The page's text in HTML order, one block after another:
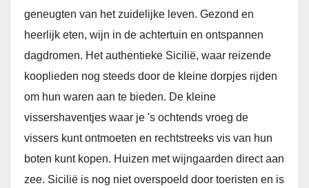
geneugten van het zuidelijke leven. Gezond en
heerlijk eten, wijn in de achtertuin en ontspannen
dagdromen. Het authentieke Sicilië, waar reizende
kooplieden nog steeds door de kleine dorpjes rijden
om hun waren aan te bieden. De kleine
vissershaventjes waar je 's ochtends vroeg de
vissers kunt ontmoeten en rechtstreeks vis van hun
boten kunt kopen. Huizen met wijngaarden direct aan
zee. Sicilië is nog niet overspoeld door toeristen en is